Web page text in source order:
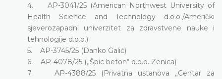
4. AP-3041/25 (American Northwest University of
Health Science and Technology d.o.o./Američki
sjeverozapadni univerzitet za zdravstvene nauke i
tehnologije d.o.o.)
5. AP-3745/25 (Danko Galić)
6. AP-4078/25 („Špic beton“ d.o.o. Zenica)
7. AP-4388/25 (Privatna ustanova „Centar za